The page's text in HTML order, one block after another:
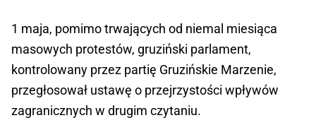
1 maja, pomimo trwających od niemal miesiąca
masowych protestów, gruziński parlament,
kontrolowany przez partię Gruzińskie Marzenie,
przegłosował ustawę o przejrzystości wpływów
zagranicznych w drugim czytaniu.